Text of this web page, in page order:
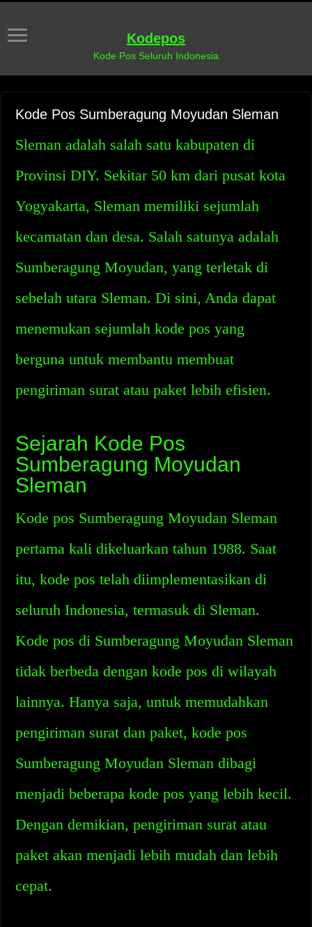
Kodepos
Kode Pos Seluruh Indonesia
Kode Pos Sumberagung Moyudan Sleman
Sleman adalah salah satu kabupaten di
Provinsi DIY. Sekitar 50 km dari pusat kota
Yogyakarta, Sleman memiliki sejumlah
kecamatan dan desa. Salah satunya adalah
Sumberagung Moyudan, yang terletak di
sebelah utara Sleman. Di sini, Anda dapat
menemukan sejumlah kode pos yang
berguna untuk membantu membuat
pengiriman surat atau paket lebih efisien.
Sejarah Kode Pos
Sumberagung Moyudan
Sleman
Kode pos Sumberagung Moyudan Sleman
pertama kali dikeluarkan tahun 1988. Saat
itu, kode pos telah diimplementasikan di
seluruh Indonesia, termasuk di Sleman.
Kode pos di Sumberagung Moyudan Sleman
tidak berbeda dengan kode pos di wilayah
lainnya. Hanya saja, untuk memudahkan
pengiriman surat dan paket, kode pos
Sumberagung Moyudan Sleman dibagi
menjadi beberapa kode pos yang lebih kecil.
Dengan demikian, pengiriman surat atau
paket akan menjadi lebih mudah dan lebih
cepat.